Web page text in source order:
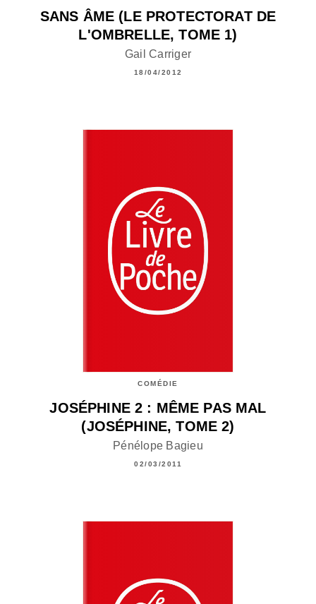
SANS ÂME (LE PROTECTORAT DE
L'OMBRELLE, TOME 1)
Gail Carriger
18/04/2012
COMÉDIE
JOSÉPHINE 2 : MÊME PAS MAL
(JOSÉPHINE, TOME 2)
Pénélope Bagieu
02/03/2011